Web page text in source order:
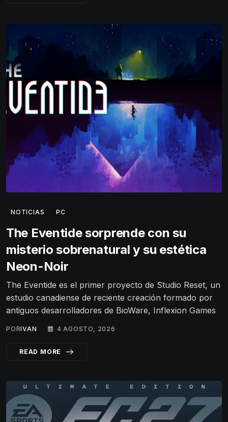
NOTICIAS PC
The Eventide sorprende con su
misterio sobrenatural y su estética
Neon-Noir
The Eventide es el primer proyecto de Studio Reset, un
estudio canadiense de reciente creación formado por
antiguos desarrolladores de BioWare, Inflexion Games
PORIVAN 4 AGOSTO, 2026
READ MORE